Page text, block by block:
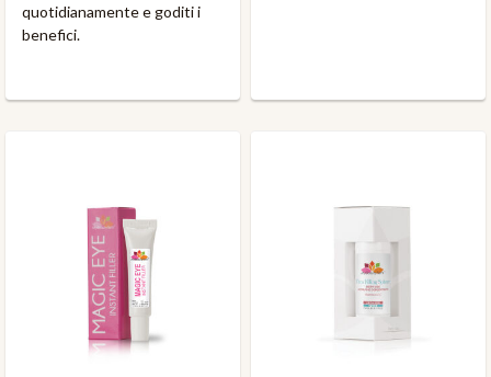
quotidianamente e goditi i
benefici.